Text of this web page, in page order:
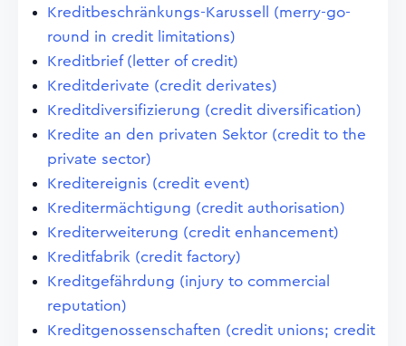
Kreditbeschränkungs-Karussell (merry-go-
round in credit limitations)
Kreditbrief (letter of credit)
Kreditderivate (credit derivates)
Kreditdiversifizierung (credit diversification)
Kredite an den privaten Sektor (credit to the
private sector)
Kreditereignis (credit event)
Kreditermächtigung (credit authorisation)
Krediterweiterung (credit enhancement)
Kreditfabrik (credit factory)
Kreditgefährdung (injury to commercial
reputation)
Kreditgenossenschaften (credit unions; credit